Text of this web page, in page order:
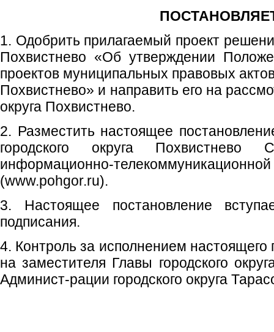
1. Одобрить прилагаемый проект
Похвистнево «Об утверждении
проектов муниципальных правовых
Похвистнево» и направить его на
округа Похвистнево.
2. Разместить настоящее
городского округа Похвистнево
информационно-
(www.pohgor.ru).
3. Настоящее постановление
подписания.
4. Контроль за исполнением настоящего
на заместителя Главы городского
Админист-рации городского округа